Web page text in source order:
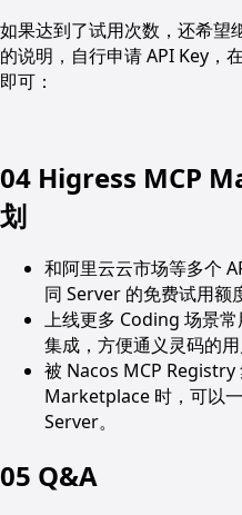
如果达到了试用次数，还希望
的说明，自行申请 API Key，
即可：
04 Higress MCP
划
和阿里云云市场等多个
同 Server 的免费试用额
上线更多 Coding 场景
集成，方便通义灵码的用
被 Nacos MCP Registry
Marketplace 时，可以
Server。
05 Q&A